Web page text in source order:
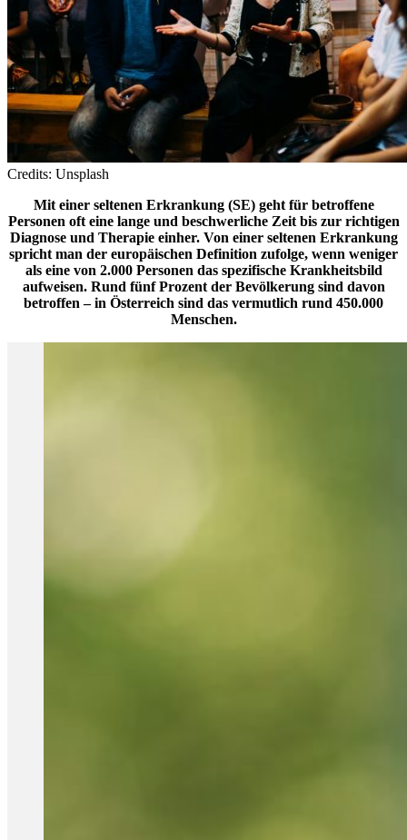
Credits: Unsplash
Mit einer seltenen Erkrankung (SE) geht für betroffene
Personen oft eine lange und beschwerliche Zeit bis zur richtigen
Diagnose und Therapie einher. Von einer seltenen Erkrankung
spricht man der europäischen Definition zufolge, wenn weniger
als eine von 2.000 Personen das spezifische Krankheitsbild
aufweisen. Rund fünf Prozent der Bevölkerung sind davon
betroffen – in Österreich sind das vermutlich rund 450.000
Menschen.